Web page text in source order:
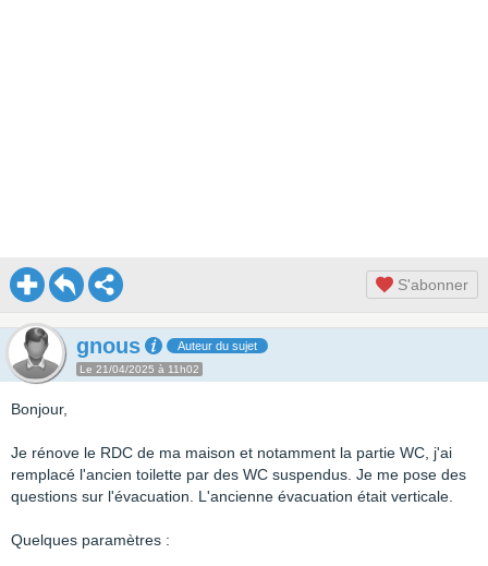
S'abonner
gnous Auteur du sujet
Le 21/04/2025 à 11h02
Bonjour,
Je rénove le RDC de ma maison et notamment la partie WC, j'ai
remplacé l'ancien toilette par des WC suspendus. Je me pose des
questions sur l'évacuation. L'ancienne évacuation était verticale.
Quelques paramètres :